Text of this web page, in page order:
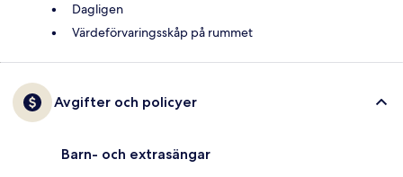
Dagligen
Värdeförvaringsskåp på rummet
Avgifter och policyer
Barn- och extrasängar